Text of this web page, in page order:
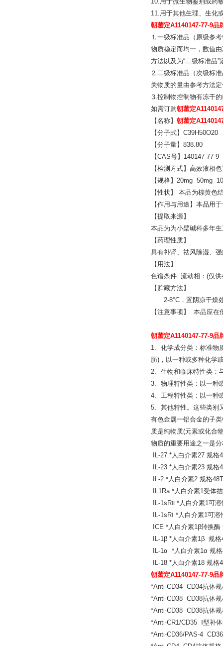
10.用于微生物鉴别或药
11.用于其他生理、生化
朝藿定A1140147-77-9品
⒈一级标准品（原级参
物质稳定而均一，数值
方法以及为“二级标准品
⒉二级标准品（次级标
关物质的量由参考方法
⒊控制物控制物有冻干的
如需订购朝藿定
【名称】 朝藿定
【分子式】C39H50O20
【分子量】838.80
【CAS号】140147-77-9
【检测方式】高效液相
【规格】20mg 50mg
【性状】 本品为棕黄色
【作用与用途】本品用
【提取来源】
本品为为小檗碱科多年
【药理性质】
具有补肾、祛风除湿、
【用法】
色谱条件: 流动相：(仅供
【贮藏方法】
2-8°C，置阴凉干燥
【注意事项】 本品应在
朝藿定A1140147-77-9品
1、化学成分类：标准物
肪)，以一种或多种化学
2、生物和临床特性类：
3、物理特性类：以一种
4、工程特性类：以一种
5、其他特性。这些类别
有色金属一铝合金的子
质是纯物质(元素或化合
物质的重要用途之一是
IL-27 *人白介素27 规格
IL-23 *人白介素23 规格
IL-2 *人白介素2 规格
IL1Ra *人白介素1受体
IL-1sRⅡ *人白介素1可
IL-1sRⅠ *人白介素1可
ICE *人白介素1β转换酶
IL-1β *人白介素1β 规格
IL-1α *人白介素1α 规
IL-18 *人白介素18 规格
朝藿定A1140147-77-9品
*Anti-CD34 CD34抗体
*Anti-CD38 CD38抗体
*Anti-CD38 CD38抗体
*Anti-CR1/CD35 Ⅰ型补
*Anti-CD36/PAS-4